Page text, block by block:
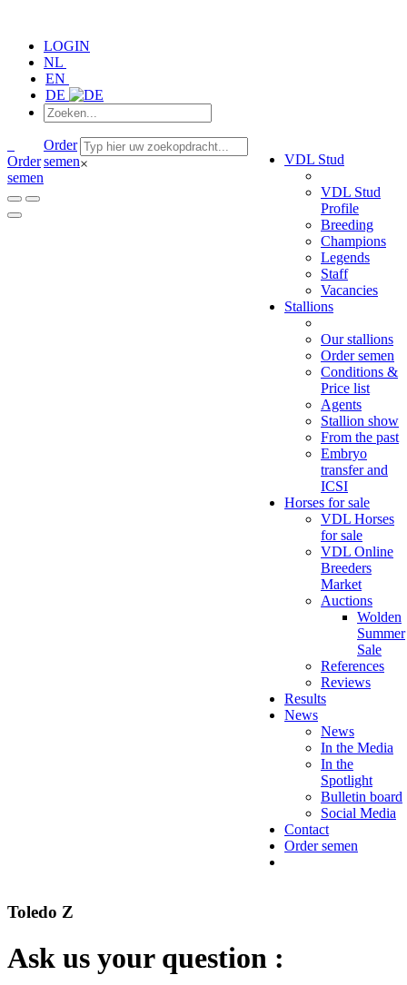
LOGIN
NL
EN
DE
Order
semen
Order
semen× VDL Stud
VDL Stud
Profile
Breeding
Champions
Legends
Staff
Vacancies
Stallions
Our stallions
Order semen
Conditions &
Price list
Agents
Stallion show
From the past
Embryo
transfer and
ICSI
Horses for sale
VDL Horses
for sale
VDL Online
Breeders
Market
Auctions
Wolden
Summer
Sale
References
Reviews
Results
News
News
In the Media
In the
Spotlight
Bulletin board
Social Media
Contact
Order semen
Toledo Z
Ask us your question :